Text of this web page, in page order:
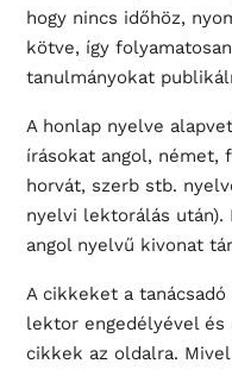
hogy nincs időhöz,
kötve, így
tanulmányokat
A honlap nyelve
írásokat angol, német,
horvát, szerb stb.
nyelvi lektorálás után).
angol nyelvű kivonat
A cikkeket a
lektor engedélyével
cikkek az oldalra.